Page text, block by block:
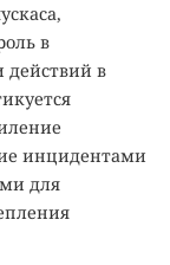
в
действий в
инцидентами
для